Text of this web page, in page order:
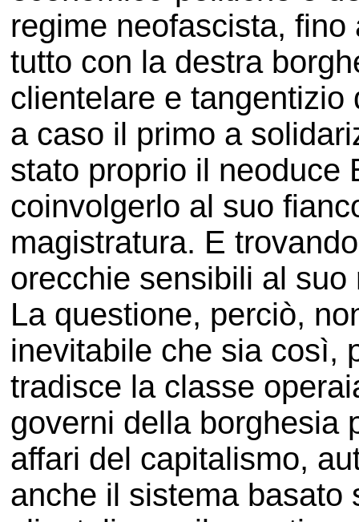
regime neofascista,
tutto con la destra
clientelare e
a caso il primo a
stato proprio il neoduce
coinvolgerlo al suo
magistratura. E
orecchie sensibili al suo
La questione, perciò,
inevitabile che sia così,
tradisce la classe
governi della borghesia
affari del capitalismo,
anche il sistema basato